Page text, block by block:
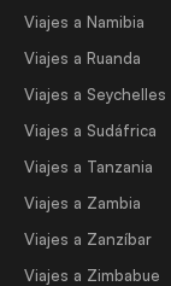
Viajes a Namibia
Viajes a Ruanda
Viajes a Seychelles
Viajes a Sudáfrica
Viajes a Tanzania
Viajes a Zambia
Viajes a Zanzíbar
Viajes a Zimbabue